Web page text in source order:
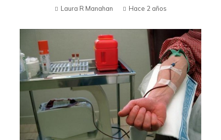
Laura R Manahan Hace 2 años